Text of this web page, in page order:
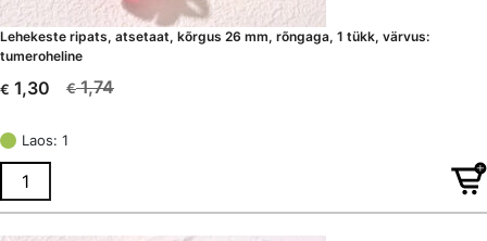
Lehekeste ripats, atsetaat, kõrgus 26 mm, rõngaga, 1 tükk, värvus:
tumeroheline
€1,74
Algne
oli:
€ 1,74.
€ 1,30
Current
is:
€ 1,30.
Laos: 1